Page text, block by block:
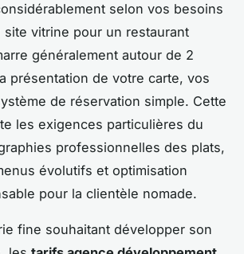
selon vos besoins
vitrine pour un restaurant
généralement autour de 2
présentation de votre carte, vos
de réservation simple. Cette
les exigences particulières du
professionnelles des plats,
évolutifs et optimisation
pour la clientèle nomade.
fine souhaitant développer son